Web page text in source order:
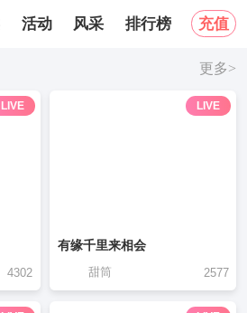
充值
活动 风采 排行榜 关于我
更多>
LIVE
4302
LIVE
有缘千里来相会
甜筒 2577